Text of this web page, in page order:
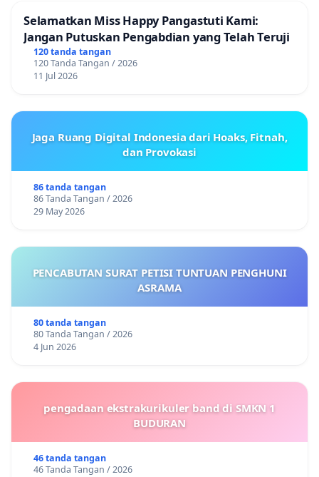
Selamatkan Miss Happy Pangastuti Kami:
Jangan Putuskan Pengabdian yang Telah Teruji
120 tanda tangan
120 Tanda Tangan / 2026
11 Jul 2026
Jaga Ruang Digital Indonesia dari Hoaks, Fitnah,
dan Provokasi
86 tanda tangan
86 Tanda Tangan / 2026
29 May 2026
PENCABUTAN SURAT PETISI TUNTUAN PENGHUNI
ASRAMA
80 tanda tangan
80 Tanda Tangan / 2026
4 Jun 2026
pengadaan ekstrakurikuler band di SMKN 1
BUDURAN
46 tanda tangan
46 Tanda Tangan / 2026